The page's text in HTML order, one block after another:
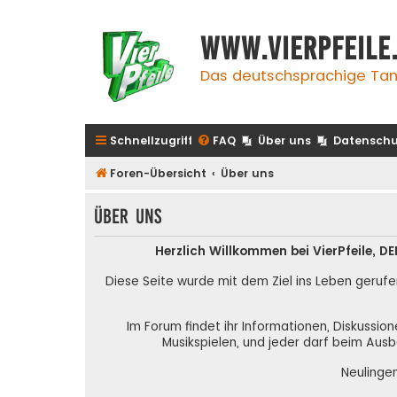
Das deutschsprachige
Schnellzugriff FAQ Über uns
Foren-Übersicht Über uns
Über uns
Herzlich Willkommen bei VierPfeile,
Diese Seite wurde mit dem Ziel ins Leben
Im Forum findet ihr Informationen,
Musikspielen, und jeder darf beim